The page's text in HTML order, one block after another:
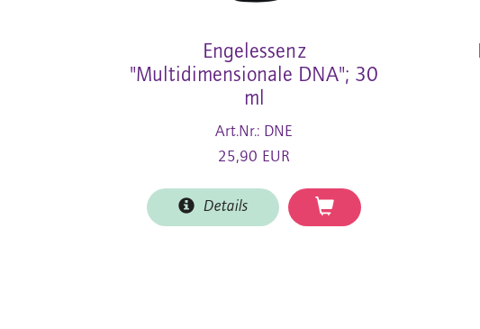
Engelessenz
"Multidimensionale DNA"; 30
ml
Art.Nr.: DNE
25,90 EUR
Details